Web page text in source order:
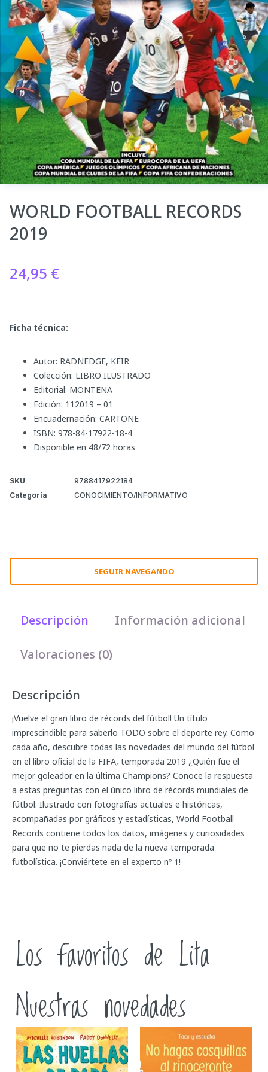
WORLD FOOTBALL RECORDS
2019
24,95 €
Ficha técnica:
Autor: RADNEDGE, KEIR
Colección: LIBRO ILUSTRADO
Editorial: MONTENA
Edición: 112019 – 01
Encuadernación: CARTONE
ISBN: 978-84-17922-18-4
Disponible en 48/72 horas
SKU
9788417922184
Categoría
CONOCIMIENTO/INFORMATIVO
SEGUIR NAVEGANDO
Descripción Información adicional
Valoraciones (0)
Descripción
¡Vuelve el gran libro de récords del fútbol! Un título
imprescindible para saberlo TODO sobre el deporte rey. Como
cada año, descubre todas las novedades del mundo del fútbol
en el libro oficial de la FIFA, temporada 2019 ¿Quién fue el
mejor goleador en la última Champions? Conoce la respuesta
a estas preguntas con el único libro de récords mundiales de
fútbol. Ilustrado con fotografías actuales e históricas,
acompañadas por gráficos y estadísticas, World Football
Records contiene todos los datos, imágenes y curiosidades
para que no te pierdas nada de la nueva temporada
futbolística. ¡Conviértete en el experto nº 1!
Los favoritos de Lita
Nuestras novedades